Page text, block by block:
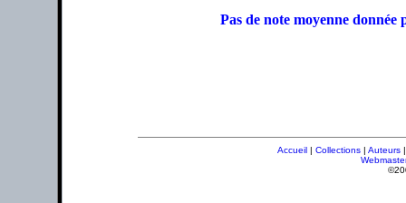
Pas de note moyenne
Accueil | Collections | Auteurs